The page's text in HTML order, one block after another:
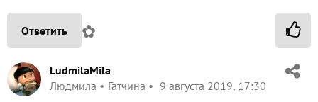
Ответить ✿
LudmilaMila
Людмила
Гатчина 9 августа 2019, 17:30